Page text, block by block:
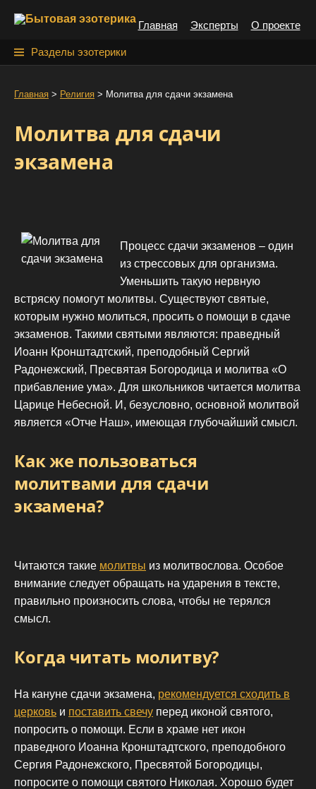
Главная Эксперты О проекте
Разделы эзотерики
Главная > Религия > Молитва для сдачи экзамена
Молитва для сдачи
экзамена
Процесс сдачи экзаменов – один
из стрессовых для организма.
Уменьшить такую нервную
встряску помогут молитвы. Существуют святые,
которым нужно молиться, просить о помощи в сдаче
экзаменов. Такими святыми являются: праведный
Иоанн Кронштадтский, преподобный Сергий
Радонежский, Пресвятая Богородица и молитва «О
прибавление ума». Для школьников читается молитва
Царице Небесной. И, безусловно, основной молитвой
является «Отче Наш», имеющая глубочайший смысл.
Как же пользоваться
молитвами для сдачи
экзамена?
Читаются такие молитвы из молитвослова. Особое
внимание следует обращать на ударения в тексте,
правильно произносить слова, чтобы не терялся
смысл.
Когда читать молитву?
На кануне сдачи экзамена, рекомендуется сходить в
церковь и поставить свечу перед иконой святого,
попросить о помощи. Если в храме нет икон
праведного Иоанна Кронштадтского, преподобного
Сергия Радонежского, Пресвятой Богородицы,
попросите о помощи святого Николая. Хорошо будет